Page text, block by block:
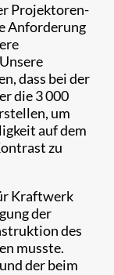
Projektoren-
Anforderung
dass bei der
die 3 000
um
auf dem
zu
Kraftwerk
der
des
musste.
der beim